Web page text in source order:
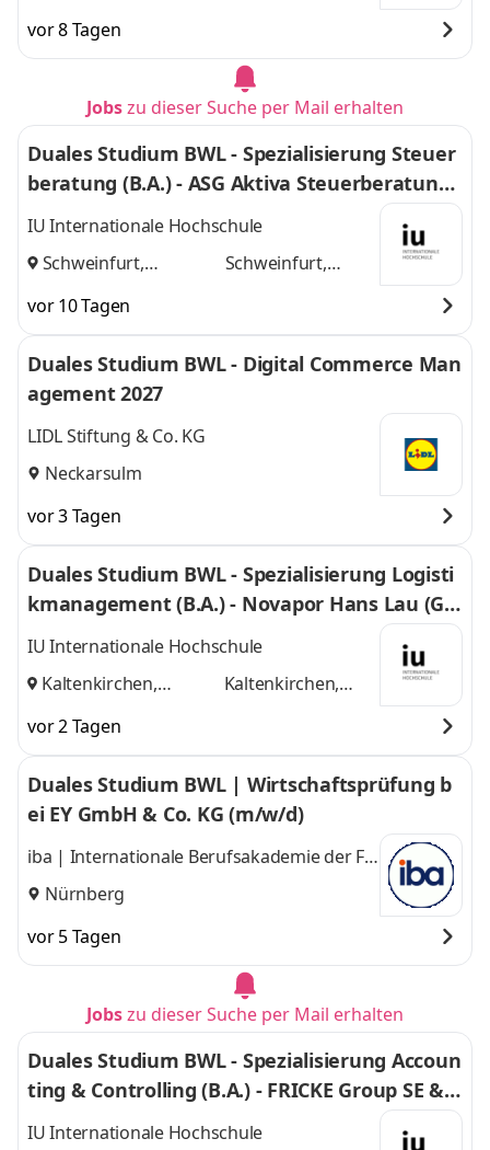
vor 8 Tagen
Jobszu dieser Suche per Mail erhalten
Duales Studium BWL - Spezialisierung Steuer
beratung (B.A.) - ASG Aktiva Steuerberatungs
gesellschaft mbH
IU Internationale Hochschule
Schweinfurt,
Schweinfurt,
vor 10 Tagen
Duales Studium BWL - Digital Commerce Man
agement 2027
LIDL Stiftung & Co. KG
Neckarsulm
vor 3 Tagen
Duales Studium BWL - Spezialisierung Logisti
kmanagement (B.A.) - Novapor Hans Lau (G
mbH & Co) KG
IU Internationale Hochschule
Kaltenkirchen,
Kaltenkirchen,
vor 2 Tagen
Duales Studium BWL | Wirtschaftsprüfung b
ei EY GmbH & Co. KG (m/w/d)
iba | Internationale Berufsakademie der F +
U Unternehmensgruppe gGmbH
Nürnberg
vor 5 Tagen
Jobszu dieser Suche per Mail erhalten
Duales Studium BWL - Spezialisierung Accoun
ting & Controlling (B.A.) - FRICKE Group SE & C
o. KG
IU Internationale Hochschule